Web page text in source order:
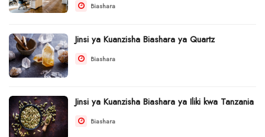
Biashara
Jinsi ya Kuanzisha Biashara ya Quartz
Biashara
Jinsi ya Kuanzisha Biashara ya Iliki kwa Tanzania
Biashara